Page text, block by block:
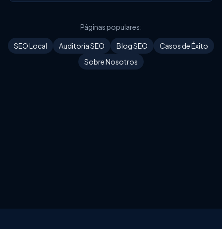
Páginas populares:
SEO Local Auditoría SEO Blog SEO
Casos de Éxito
Sobre Nosotros